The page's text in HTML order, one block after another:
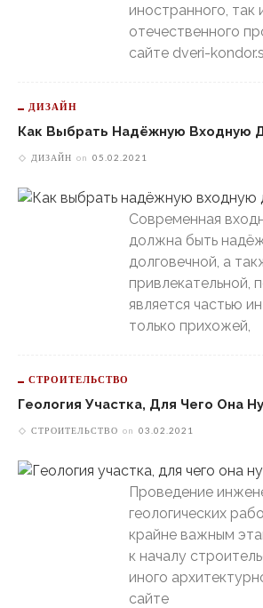
иностранного, так
отечественного
сайте dveri-
ДИЗАЙН
Как Выбрать Надёжную Входную
ДИЗАЙН on 05.02.2021
Современная
должна быть
долговечной, а
привлекательной,
является частью
только прихожей,
СТРОИТЕЛЬСТВО
Геология Участка, Для Чего Она
СТРОИТЕЛЬСТВО on 03.02.2021
Проведение
геологических
крайне важным
к началу
иного
сайте